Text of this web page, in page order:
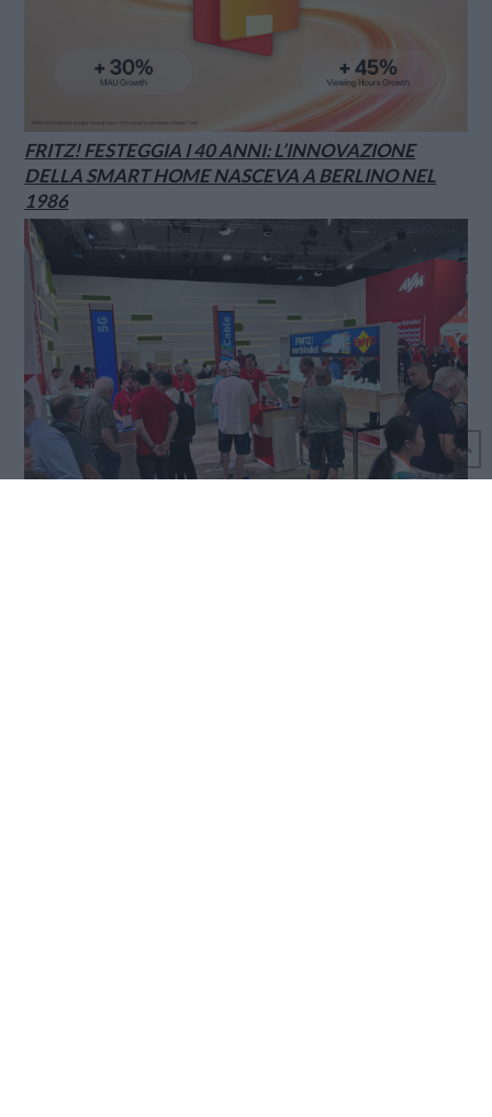
FRITZ! FESTEGGIA I 40 ANNI: L’INNOVAZIONE
DELLA SMART HOME NASCEVA A BERLINO NEL
1986